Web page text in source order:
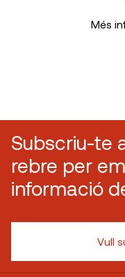
Més
Subscriu-te
rebre per
informació
Vull